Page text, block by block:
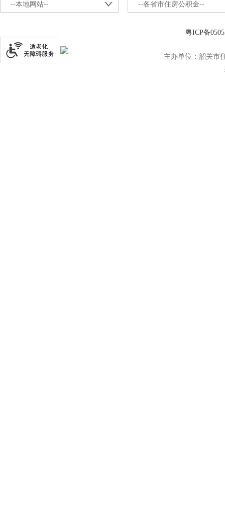
--本地网站-- --各省市住房公积金--
粤ICP备
主办单位：韶关市